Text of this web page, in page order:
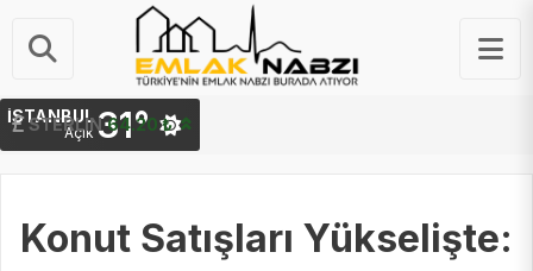
STERLIN 64.20 ₺
İSTANBUL
Açık 31°
Konut Satışları Yükselişte: